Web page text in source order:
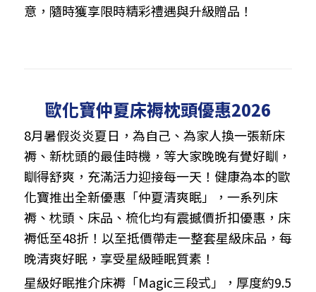
意，隨時獲享限時精彩禮遇與升級贈品！
歐化寶仲夏床褥枕頭優惠2026
8月暑假炎炎夏日，為自己、為家人換一張新床
褥、新枕頭的最佳時機，等大家晚晚有覺好瞓，
瞓得舒爽，充滿活力迎接每一天！健康為本的歐
化寶推出全新優惠「仲夏清爽眠」，一系列床
褥、枕頭、床品、梳化均有震撼價折扣優惠，床
褥低至48折！以至抵價帶走一整套星級床品，每
晚清爽好眠，享受星級睡眠質素！
星級好眠推介床褥「Magic三段式」，厚度約9.5